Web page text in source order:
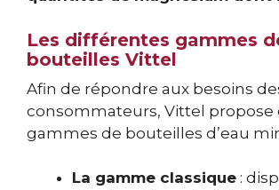
Les différentes gammes
bouteilles Vittel
Afin de répondre aux besoins
consommateurs, Vittel propose
gammes de bouteilles d’eau
La gamme classique :